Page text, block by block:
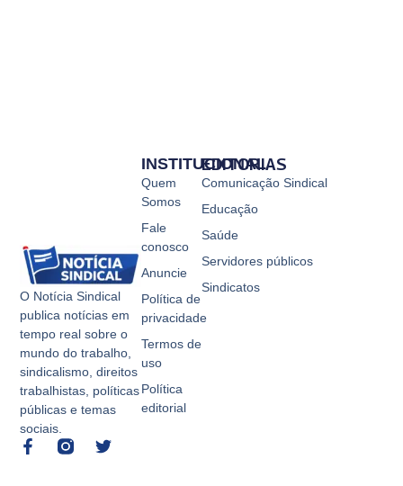
O Notícia Sindical
publica notícias em
tempo real sobre o
mundo do trabalho,
sindicalismo, direitos
trabalhistas, políticas
públicas e temas
sociais.
EDITORIAS
Comunicação Sindical
Educação
Saúde
Servidores públicos
Sindicatos
INSTITUCIONAL
Quem
Somos
Fale
conosco
Anuncie
Política de
privacidade
Termos de
uso
Política
editorial